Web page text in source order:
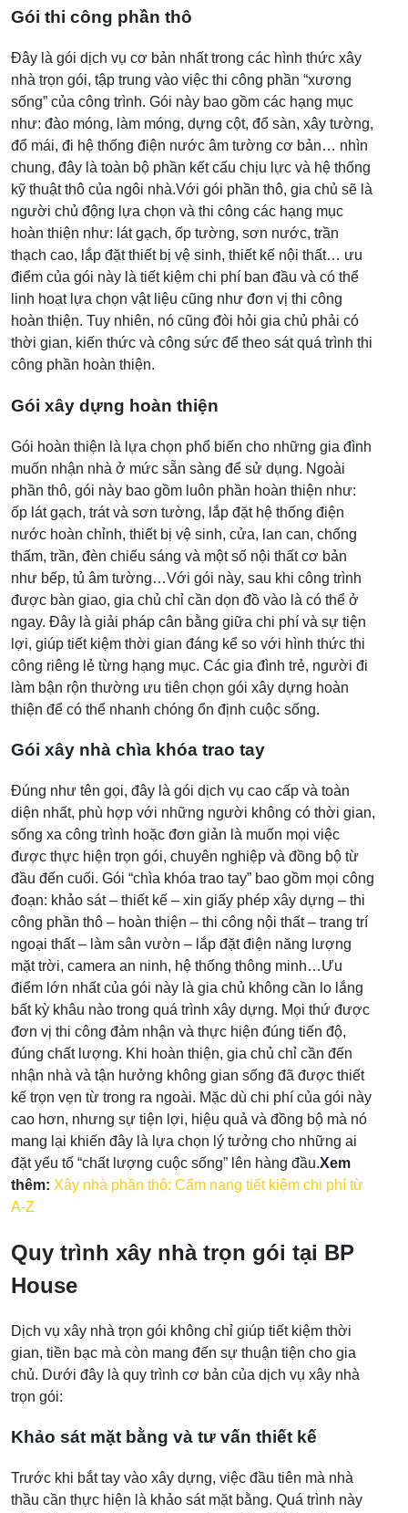
Gói thi công phần thô
Đây là gói dịch vụ cơ bản nhất trong các hình thức xây
nhà trọn gói, tập trung vào việc thi công phần “xương
sống” của công trình. Gói này bao gồm các hạng mục
như: đào móng, làm móng, dựng cột, đổ sàn, xây tường,
đổ mái, đi hệ thống điện nước âm tường cơ bản… nhìn
chung, đây là toàn bộ phần kết cấu chịu lực và hệ thống
kỹ thuật thô của ngôi nhà.Với gói phần thô, gia chủ sẽ là
người chủ động lựa chọn và thi công các hạng mục
hoàn thiện như: lát gạch, ốp tường, sơn nước, trần
thạch cao, lắp đặt thiết bị vệ sinh, thiết kế nội thất… ưu
điểm của gói này là tiết kiệm chi phí ban đầu và có thể
linh hoạt lựa chọn vật liệu cũng như đơn vị thi công
hoàn thiện. Tuy nhiên, nó cũng đòi hỏi gia chủ phải có
thời gian, kiến thức và công sức để theo sát quá trình thi
công phần hoàn thiện.
Gói xây dựng hoàn thiện
Gói hoàn thiện là lựa chọn phổ biến cho những gia đình
muốn nhận nhà ở mức sẵn sàng để sử dụng. Ngoài
phần thô, gói này bao gồm luôn phần hoàn thiện như:
ốp lát gạch, trát và sơn tường, lắp đặt hệ thống điện
nước hoàn chỉnh, thiết bị vệ sinh, cửa, lan can, chống
thấm, trần, đèn chiếu sáng và một số nội thất cơ bản
như bếp, tủ âm tường…Với gói này, sau khi công trình
được bàn giao, gia chủ chỉ cần dọn đồ vào là có thể ở
ngay. Đây là giải pháp cân bằng giữa chi phí và sự tiện
lợi, giúp tiết kiệm thời gian đáng kể so với hình thức thi
công riêng lẻ từng hạng mục. Các gia đình trẻ, người đi
làm bận rộn thường ưu tiên chọn gói xây dựng hoàn
thiện để có thể nhanh chóng ổn định cuộc sống.
Gói xây nhà chìa khóa trao tay
Đúng như tên gọi, đây là gói dịch vụ cao cấp và toàn
diện nhất, phù hợp với những người không có thời gian,
sống xa công trình hoặc đơn giản là muốn mọi việc
được thực hiện trọn gói, chuyên nghiệp và đồng bộ từ
đầu đến cuối. Gói “chìa khóa trao tay” bao gồm mọi công
đoạn: khảo sát – thiết kế – xin giấy phép xây dựng – thi
công phần thô – hoàn thiện – thi công nội thất – trang trí
ngoại thất – làm sân vườn – lắp đặt điện năng lượng
mặt trời, camera an ninh, hệ thống thông minh…Ưu
điểm lớn nhất của gói này là gia chủ không cần lo lắng
bất kỳ khâu nào trong quá trình xây dựng. Mọi thứ được
đơn vị thi công đảm nhận và thực hiện đúng tiến độ,
đúng chất lượng. Khi hoàn thiện, gia chủ chỉ cần đến
nhận nhà và tận hưởng không gian sống đã được thiết
kế trọn vẹn từ trong ra ngoài. Mặc dù chi phí của gói này
cao hơn, nhưng sự tiện lợi, hiệu quả và đồng bộ mà nó
mang lại khiến đây là lựa chọn lý tưởng cho những ai
đặt yếu tố “chất lượng cuộc sống” lên hàng đầu.Xem
thêm: Xây nhà phần thô: Cẩm nang tiết kiệm chi phí từ
A-Z
Quy trình xây nhà trọn gói tại BP
House
Dịch vụ xây nhà trọn gói không chỉ giúp tiết kiệm thời
gian, tiền bạc mà còn mang đến sự thuận tiện cho gia
chủ. Dưới đây là quy trình cơ bản của dịch vụ xây nhà
trọn gói:
Khảo sát mặt bằng và tư vấn thiết kế
Trước khi bắt tay vào xây dựng, việc đầu tiên mà nhà
thầu cần thực hiện là khảo sát mặt bằng. Quá trình này